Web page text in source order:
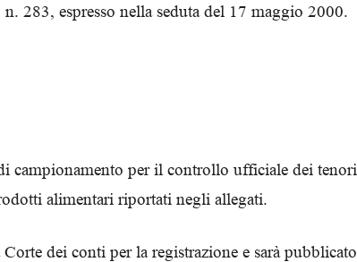
283, espresso nella seduta del 17 maggio 2000.
campionamento per il controllo ufficiale dei tenori
alimentari riportati negli allegati.
Corte dei conti per la registrazione e sarà pubblicato